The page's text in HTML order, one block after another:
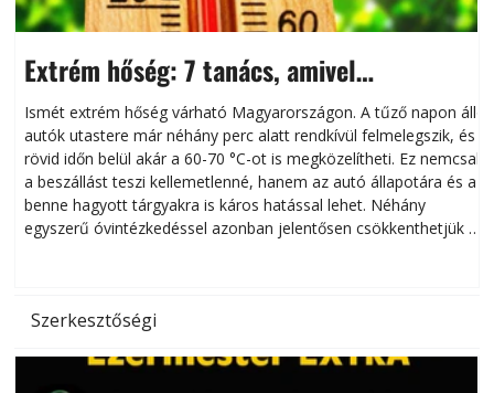
Extrém hőség: 7 tanács, amivel
megóvhatjuk autónkat a nyári károktól
Ismét extrém hőség várható Magyarországon. A tűző napon álló
autók utastere már néhány perc alatt rendkívül felmelegszik, és
rövid időn belül akár a 60-70 °C-ot is megközelítheti. Ez nemcsak
a beszállást teszi kellemetlenné, hanem az autó állapotára és a
benne hagyott tárgyakra is káros hatással lehet. Néhány
egyszerű óvintézkedéssel azonban jelentősen csökkenthetjük a
Szerkesztőségi